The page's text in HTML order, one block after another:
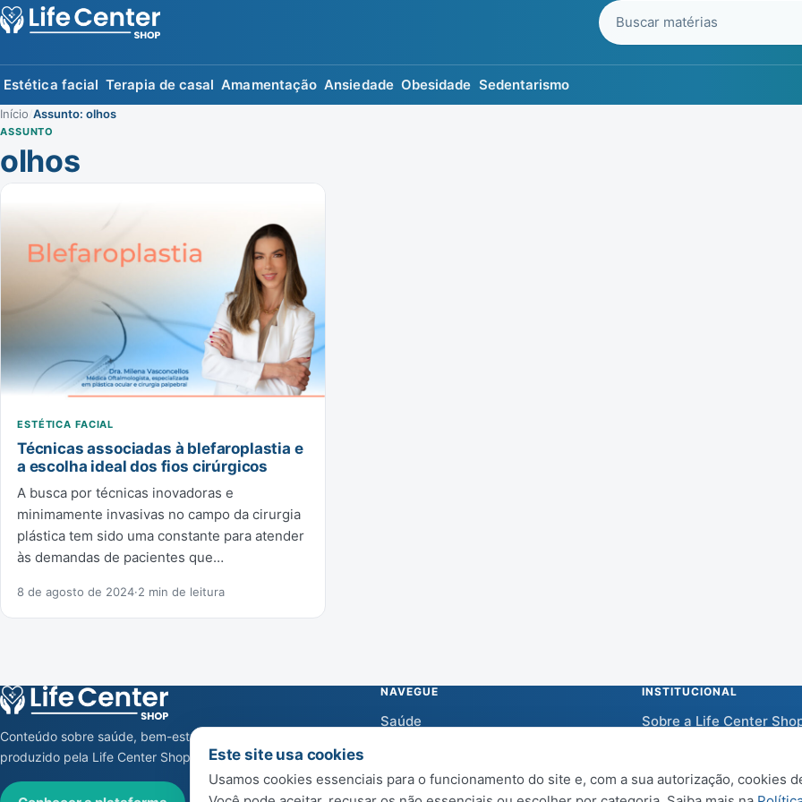
Estética facial Terapia de casal Amamentação Ansiedade Obesidade Sedentarismo
Buscar no blog
Início Assunto: olhos
ASSUNTO
olhos
ESTÉTICA FACIAL
Técnicas associadas à blefaroplastia e
a escolha ideal dos fios cirúrgicos
A busca por técnicas inovadoras e
minimamente invasivas no campo da cirurgia
plástica tem sido uma constante para atender
às demandas de pacientes que…
8 de agosto de 2024·2 min de leitura
Conteúdo sobre saúde, bem-estar e cuidado,
produzido pela Life Center Shop.
NAVEGUE
Saúde
Novidades
INSTITUCIONAL
Sobre a Life Center
Política de Privacidade
Este site usa cookies
Usamos cookies essenciais para o funcionamento do site e, com a sua autorização, cookies